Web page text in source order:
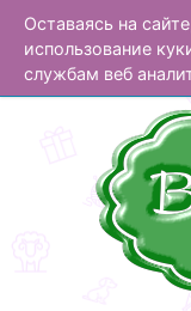
Оставаясь на
использование
службам веб
Вулвиль